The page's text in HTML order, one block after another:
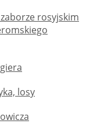
rosyjskim
losy